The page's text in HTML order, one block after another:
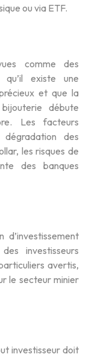
ou via ETF.
comme des
qu’il existe une
et que la
débute
Les facteurs
des
les risques de
des banques
d’investissement
investisseurs
avertis,
le secteur minier
investisseur doit